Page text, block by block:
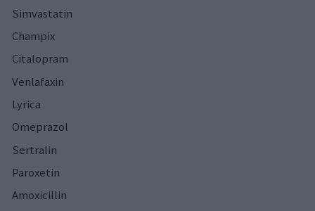
Simvastatin
Champix
Citalopram
Venlafaxin
Lyrica
Omeprazol
Sertralin
Paroxetin
Amoxicillin